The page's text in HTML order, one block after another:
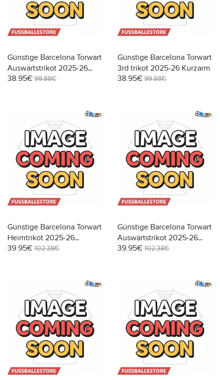
Günstige Barcelona Torwart
Auswärtstrikot 2025-26
Kurzarm
38.95€ 99.88€
Günstige Barcelona Torwart
3rd trikot 2025-26 Kurzarm
38.95€ 99.88€
Günstige Barcelona Torwart
Heimtrikot 2025-26
Langarm
39.95€ 102.38€
Günstige Barcelona Torwart
Auswärtstrikot 2025-26
Langarm
39.95€ 102.38€